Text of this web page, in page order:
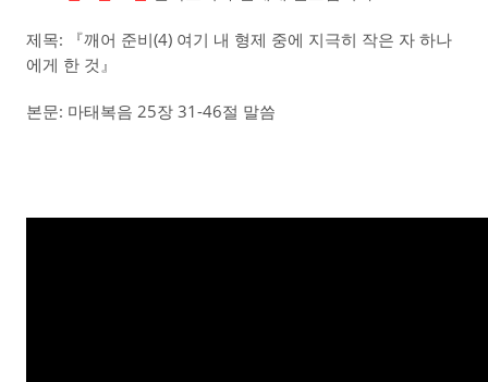
제목: 『깨어 준비(4) 여기 내 형제 중에 지극히 작은 자 하나
에게 한 것』
본문: 마태복음 25장 31-46절 말씀